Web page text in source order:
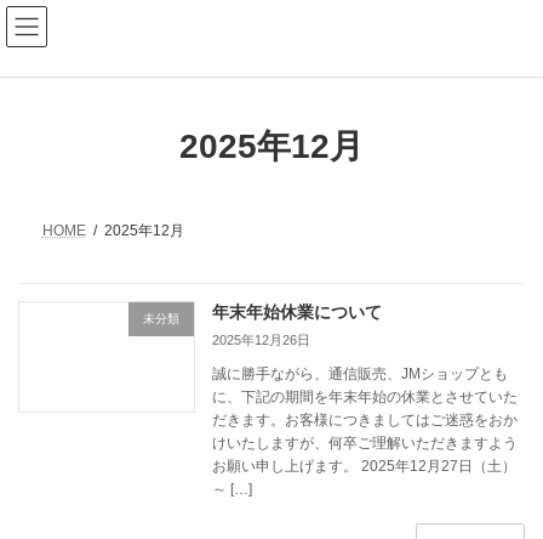
コ
ン
テ
ン
ナ
ビ
ゲ
ー
2025年12月
HOME 2025年12月
未分類 年末年始休業について
2025年12月26日
誠に勝手ながら、通信販売、JMショップとも
に、下記の期間を年末年始の休業とさせていた
だきます。お客様につきましてはご迷惑をおか
けいたしますが、何卒ご理解いただきますよう
お願い申し上げます。 2025年12月27日（土）
～ […]